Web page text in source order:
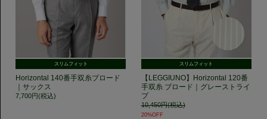
スリムフィット
Horizontal 140番手双糸ブロード
｜サックス
7,700円(税込)
スリムフィット
【LEGGIUNO】Horizontal 120番
手双糸 ブロード｜グレーストライ
プ
10,450円(税込)
20%OFF